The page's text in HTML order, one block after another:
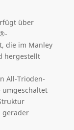
über
die im Manley
hergestellt
All-Trioden-
umgeschaltet
gerader